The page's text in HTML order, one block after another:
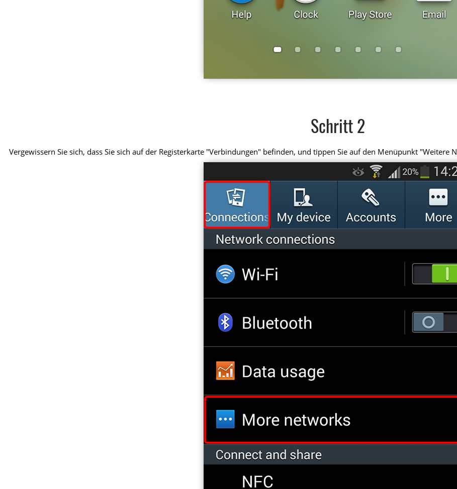
Schritt 2
Vergewissern Sie sich, dass Sie sich auf der Registerkarte "Verbindungen" befinden, und tippen Sie auf den Menüpunkt "Weitere